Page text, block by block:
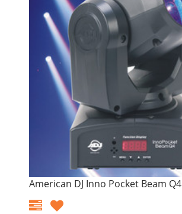
American DJ Inno Pocket Beam Q4